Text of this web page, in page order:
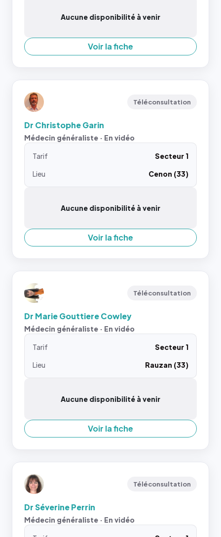
Aucune disponibilité à venir
Voir la fiche
Téléconsultation
Dr Christophe Garin
Médecin généraliste · En vidéo
Tarif
Secteur 1
Lieu
Cenon (33)
Aucune disponibilité à venir
Voir la fiche
Téléconsultation
Dr Marie Gouttiere Cowley
Médecin généraliste · En vidéo
Tarif
Secteur 1
Lieu
Rauzan (33)
Aucune disponibilité à venir
Voir la fiche
Téléconsultation
Dr Séverine Perrin
Médecin généraliste · En vidéo